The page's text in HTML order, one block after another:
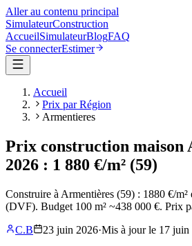
Aller au contenu principal
SimulateurConstruction
AccueilSimulateurBlogFAQ
Se connecterEstimer
Accueil
Prix par Région
Armentieres
Prix construction maison
2026 : 1 880 €/m² (59)
Construire à Armentières (59) : 1880 €/m²
(DVF). Budget 100 m² ~438 000 €. Prix
C.B
23 juin 2026·Mis à jour le 17 juin